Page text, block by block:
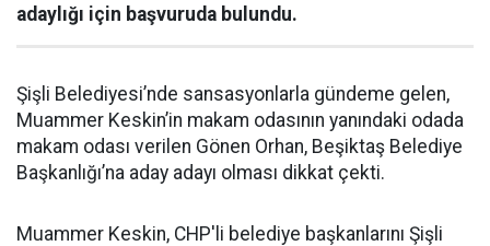
adaylığı için başvuruda bulundu.
Şişli Belediyesi’nde sansasyonlarla gündeme gelen,
Muammer Keskin’in makam odasının yanındaki odada
makam odası verilen Gönen Orhan, Beşiktaş Belediye
Başkanlığı’na aday adayı olması dikkat çekti.
Muammer Keskin, CHP'li belediye başkanlarını Şişli